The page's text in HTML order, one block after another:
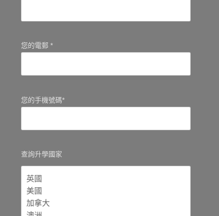
您的電郵 *
您的手機號碼*
查詢升學國家